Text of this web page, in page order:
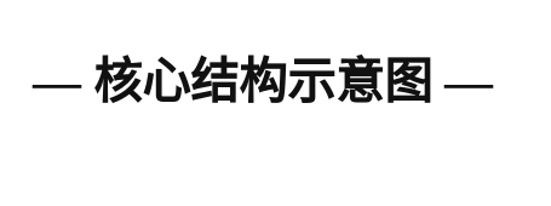
— 核心结构示意图 —